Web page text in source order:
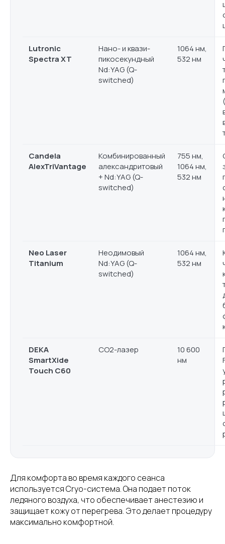
Lutronic
Spectra XT
Нано- и квази-
пикосекундный
Nd:YAG (Q-
switched)
1064 нм,
532 нм
Candela
AlexTriVantage
Комбинированный
александритовый
+ Nd:YAG (Q-
switched)
755 нм,
1064 нм,
532 нм
Neo Laser
Titanium
Неодимовый
Nd:YAG (Q-
switched)
1064 нм,
532 нм
DEKA
SmartXide
Touch C60
CO2-лазер
10 600
нм
Для комфорта во время каждого сеанса
используется Cryo-система. Она подает поток
ледяного воздуха, что обеспечивает анестезию и
защищает кожу от перегрева. Это делает процедуру
максимально комфортной.